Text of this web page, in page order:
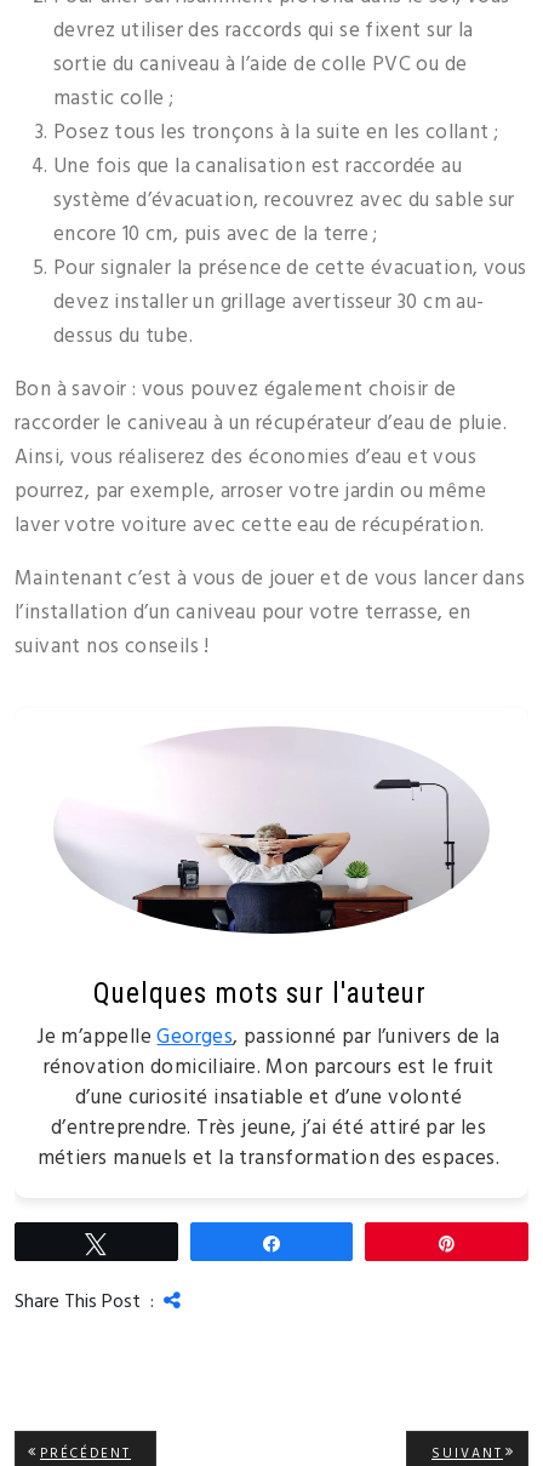
devrez utiliser des raccords qui se fixent sur la
sortie du caniveau à l’aide de colle PVC ou de
mastic colle ;
Posez tous les tronçons à la suite en les collant ;
Une fois que la canalisation est raccordée au
système d’évacuation, recouvrez avec du sable sur
encore 10 cm, puis avec de la terre ;
Pour signaler la présence de cette évacuation, vous
devez installer un grillage avertisseur 30 cm au-
dessus du tube.
Bon à savoir : vous pouvez également choisir de
raccorder le caniveau à un récupérateur d’eau de pluie.
Ainsi, vous réaliserez des économies d’eau et vous
pourrez, par exemple, arroser votre jardin ou même
laver votre voiture avec cette eau de récupération.
Maintenant c’est à vous de jouer et de vous lancer dans
l’installation d’un caniveau pour votre terrasse, en
suivant nos conseils !
Quelques mots sur l'auteur
Je m’appelleGeorges, passionné par l’univers de la
rénovation domiciliaire. Mon parcours est le fruit
d’une curiosité insatiable et d’une volonté
d’entreprendre. Très jeune, j’ai été attiré par les
métiers manuels et la transformation des espaces.
Share This Post :
Navigation
PRÉCÉDENT SUIVANT